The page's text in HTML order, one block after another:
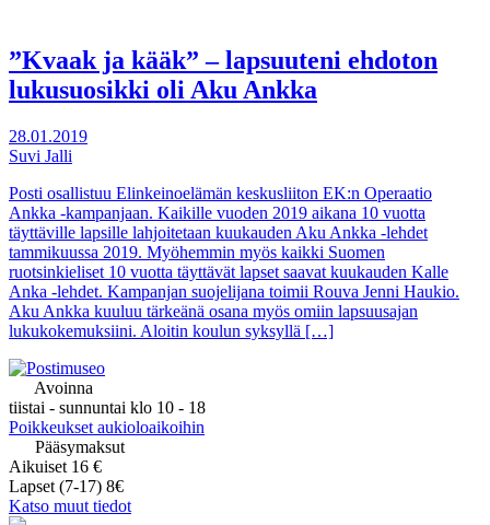
”Kvaak ja kääk” – lapsuuteni ehdoton
lukusuosikki oli Aku Ankka
28.01.2019
Suvi Jalli
Posti osallistuu Elinkeinoelämän keskusliiton EK:n Operaatio
Ankka -kampanjaan. Kaikille vuoden 2019 aikana 10 vuotta
täyttäville lapsille lahjoitetaan kuukauden Aku Ankka -lehdet
tammikuussa 2019. Myöhemmin myös kaikki Suomen
ruotsinkieliset 10 vuotta täyttävät lapset saavat kuukauden Kalle
Anka -lehdet. Kampanjan suojelijana toimii Rouva Jenni Haukio.
Aku Ankka kuuluu tärkeänä osana myös omiin lapsuusajan
lukukokemuksiini. Aloitin koulun syksyllä […]
Avoinna
tiistai - sunnuntai klo 10 - 18
Poikkeukset aukioloaikoihin
Pääsymaksut
Aikuiset 16 €
Lapset (7-17) 8€
Katso muut tiedot